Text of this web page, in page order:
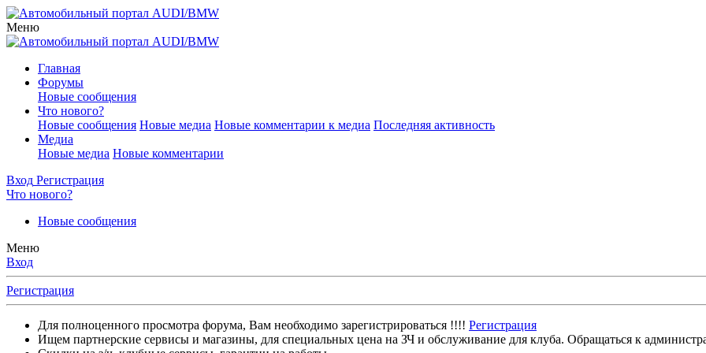
Меню
Главная
Форумы
Новые сообщения
Что нового?
Новые сообщения Новые медиа Новые комментарии к медиа Последняя активность
Медиа
Новые медиа Новые комментарии
Вход Регистрация
Что нового?
Новые сообщения
Меню
Вход
Регистрация
Для полноценного просмотра форума, Вам необходимо зарегистрироваться !!!! Регистрация
Ищем партнерские сервисы и магазины, для специальных цена на ЗЧ и обслуживание для клуба. Обращаться к